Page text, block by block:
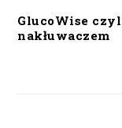
GlucoWise
nakłuwaczem